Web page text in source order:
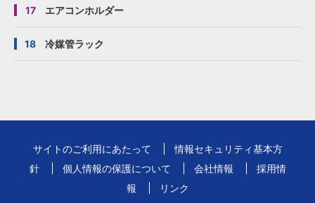
17 エアコンホルダー
18 冷媒管ラック
サイトのご利用にあたって
情報セキュリティ基本方
針
個人情報の保護について 会社情報
採用情
報
リンク